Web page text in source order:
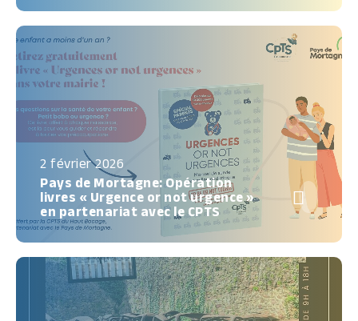
2 février 2026
Pays de Mortagne: Opération
livres « Urgence or not urgence »
en partenariat avec le CPTS
